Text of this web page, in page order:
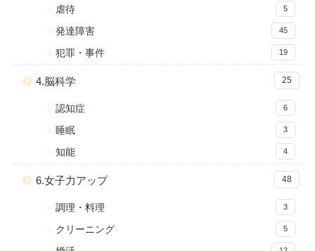
虐待 5
発達障害 45
犯罪・事件 19
4.脳科学 25
認知症 6
睡眠 3
知能 4
6.女子力アップ 48
調理・料理 3
クリーニング 5